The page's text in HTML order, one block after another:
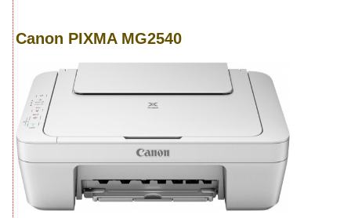
Canon PIXMA MG2540